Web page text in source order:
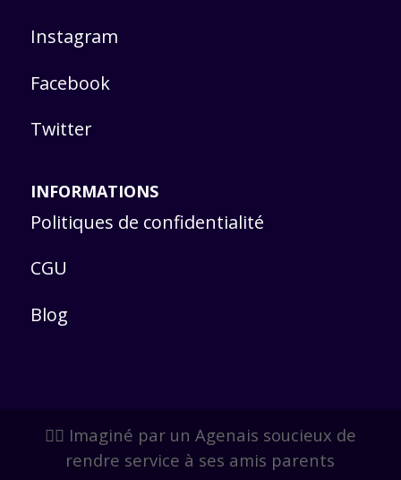
Instagram
Facebook
Twitter
INFORMATIONS
Politiques de confidentialité
CGU
Blog
🙋‍♂️ Imaginé par un Agenais soucieux de
rendre service à ses amis parents